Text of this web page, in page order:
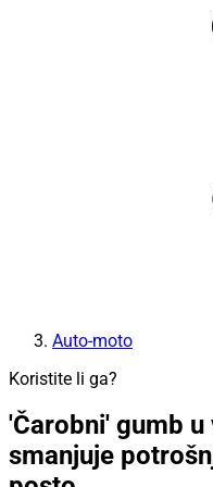
Auto-moto
Koristite li ga?
'Čarobni' gumb
smanjuje